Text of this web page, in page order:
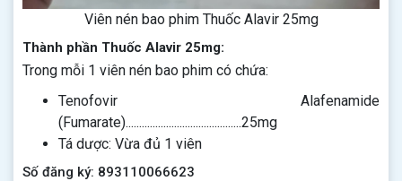
Viên nén bao phim Thuốc Alavir 25mg
Thành phần Thuốc Alavir 25mg:
Trong mỗi 1 viên nén bao phim có chứa:
Tenofovir Alafenamide
(Fumarate)...........................................25mg
Tá dược: Vừa đủ 1 viên
Số đăng ký: 893110066623